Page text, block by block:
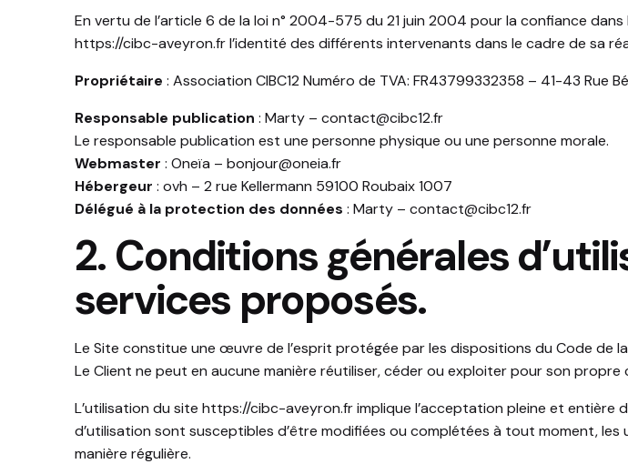
En vertu de l’article 6 de la loi n° 2004-575 du 21 juin 2004 pour la confiance
https://cibc-aveyron.frl’identité des différents intervenants dans le cadre de sa
Propriétaire : Association CIBC12 Numéro de TVA: FR43799332358 – 41-43 Rue
Responsable publication : Marty – contact@cibc12.fr
Le responsable publication est une personne physique ou une personne morale.
Webmaster : Oneïa – bonjour@oneia.fr
Hébergeur : ovh – 2 rue Kellermann 59100 Roubaix 1007
Délégué à la protection des données : Marty – contact@cibc12.fr
2. Conditions générales
services proposés.
Le Site constitue une œuvre de l’esprit protégée par les dispositions du Code de
Le Client ne peut en aucune manière réutiliser, céder ou exploiter pour son
L’utilisation du site https://cibc-aveyron.frimplique l’acceptation pleine et entière
d’utilisation sont susceptibles d’être modifiées ou complétées à tout moment, les
manière régulière.